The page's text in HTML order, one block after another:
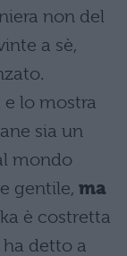
non del
a sè,
e lo mostra
sia un
mondo
gentile, ma
è costretta
detto a